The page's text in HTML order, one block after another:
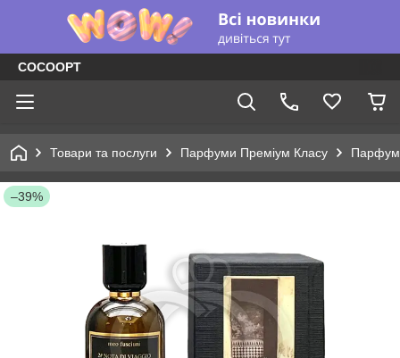
COCOOPT
Товари та послуги Парфуми Преміум Класу
–39%